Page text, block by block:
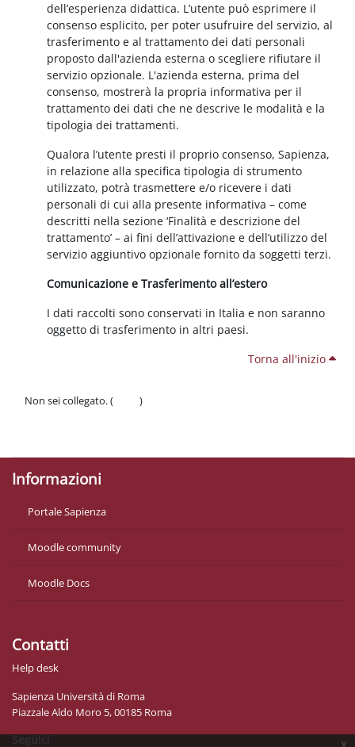
x
dell’esperienza didattica. L’utente può esprimere il
consenso esplicito, per poter usufruire del servizio, al
trasferimento e al trattamento dei dati personali
proposto dall'azienda esterna o scegliere rifiutare il
servizio opzionale. L'azienda esterna, prima del
consenso, mostrerà la propria informativa per il
trattamento dei dati che ne descrive le modalità e la
tipologia dei trattamenti.
Qualora l’utente presti il proprio consenso, Sapienza,
in relazione alla specifica tipologia di strumento
utilizzato, potrà trasmettere e/o ricevere i dati
personali di cui alla presente informativa – come
descritti nella sezione ‘Finalità e descrizione del
trattamento’ – ai fini dell’attivazione e dell’utilizzo del
servizio aggiuntivo opzionale fornito da soggetti terzi.
Comunicazione e Trasferimento all’estero
I dati raccolti sono conservati in Italia e non saranno
oggetto di trasferimento in altri paesi.
Torna all'inizio
Non sei collegato. (
)
Informazioni
Portale Sapienza
Moodle community
Moodle Docs
Contatti
Help desk
Sapienza Università di Roma
Piazzale Aldo Moro 5, 00185 Roma
Seguici